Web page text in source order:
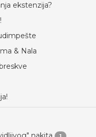
ekstenzija?
& Nala